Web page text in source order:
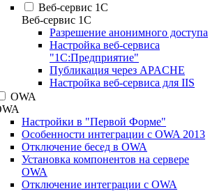
Веб-сервис 1С
Веб-сервис 1С
Разрешение анонимного доступа
Настройка веб-сервиса
"1С:Предприятие"
Публикация через APACHE
Настройка веб-сервиса для IIS
OWA
Настройки в "Первой Форме"
Особенности интеграции с OWA 2013
Отключение бесед в OWA
Установка компонентов на сервере
OWA
Отключение интеграции с OWA